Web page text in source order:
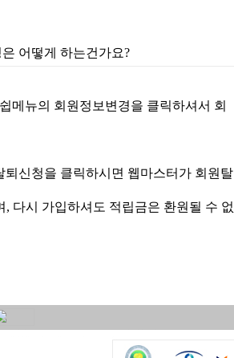
어떻게 하는건가요?
메뉴의 회원정보변경을 클릭하셔서 회
신청을 클릭하시면 웹마스터가 회원탈
다시 가입하셔도 적립금은 환원될 수 없